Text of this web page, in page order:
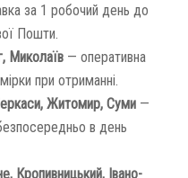
за 1 робочий день до
Пошти.
Миколаїв — оперативна
при отриманні.
Житомир, Суми —
в день
Кропивницький, Івано-